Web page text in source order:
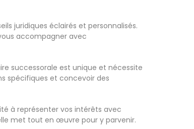
juridiques éclairés et personnalisés.
accompagner avec
successorale est unique et nécessite
spécifiques et concevoir des
à représenter vos intérêts avec
met tout en œuvre pour y parvenir.